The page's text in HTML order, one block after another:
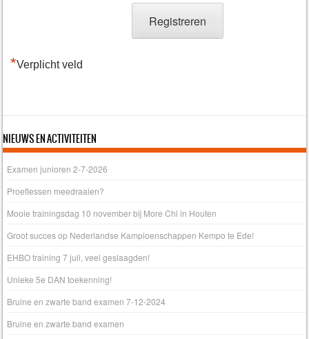
*Verplicht veld
NIEUWS EN ACTIVITEITEN
Examen junioren 2-7-2026
Proeflessen meedraaien?
Mooie trainingsdag 10 november bij More Chi in Houten
Groot succes op Nederlandse Kampioenschappen Kempo te Ede!
EHBO training 7 juli, veel geslaagden!
Unieke 5e DAN toekenning!
Bruine en zwarte band examen 7-12-2024
Bruine en zwarte band examen